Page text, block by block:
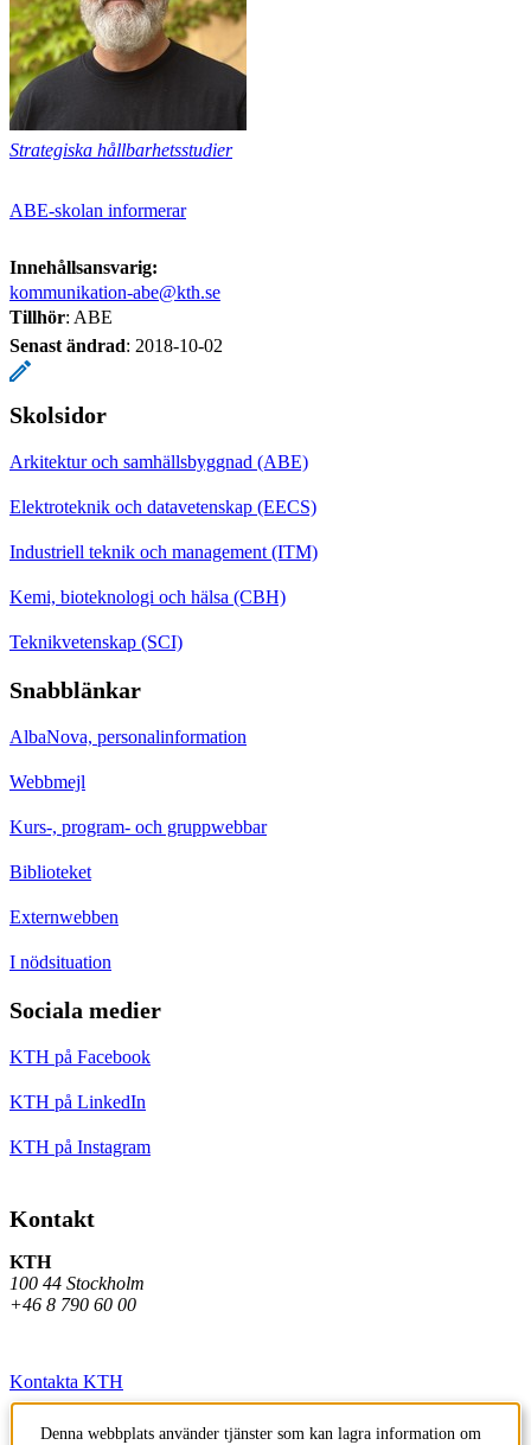
Strategiska hållbarhetsstudier
ABE-skolan informerar
Innehållsansvarig:
kommunikation-abe@kth.se
Tillhör: ABE
Senast ändrad: 2018-10-02
Skolsidor
Arkitektur och samhällsbyggnad (ABE)
Elektroteknik och datavetenskap (EECS)
Industriell teknik och management (ITM)
Kemi, bioteknologi och hälsa (CBH)
Teknikvetenskap (SCI)
Snabblänkar
AlbaNova, personalinformation
Webbmejl
Kurs-, program- och gruppwebbar
Biblioteket
Externwebben
I nödsituation
Sociala medier
KTH på Facebook
KTH på LinkedIn
KTH på Instagram
Kontakt
KTH
100 44 Stockholm
+46 8 790 60 00
Kontakta KTH
Jobba på KTH
Denna webbplats använder tjänster som kan lagra information om